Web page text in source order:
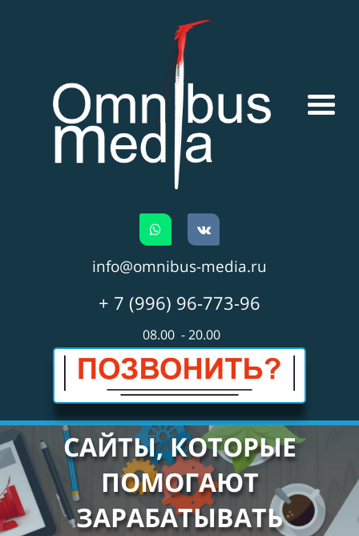
info@omnibus-media.ru
+ 7 (996) 96-773-96
08.00 - 20.00
САЙТЫ, КОТОРЫЕ
ПОМОГАЮТ
ЗАРАБАТЫВАТЬ